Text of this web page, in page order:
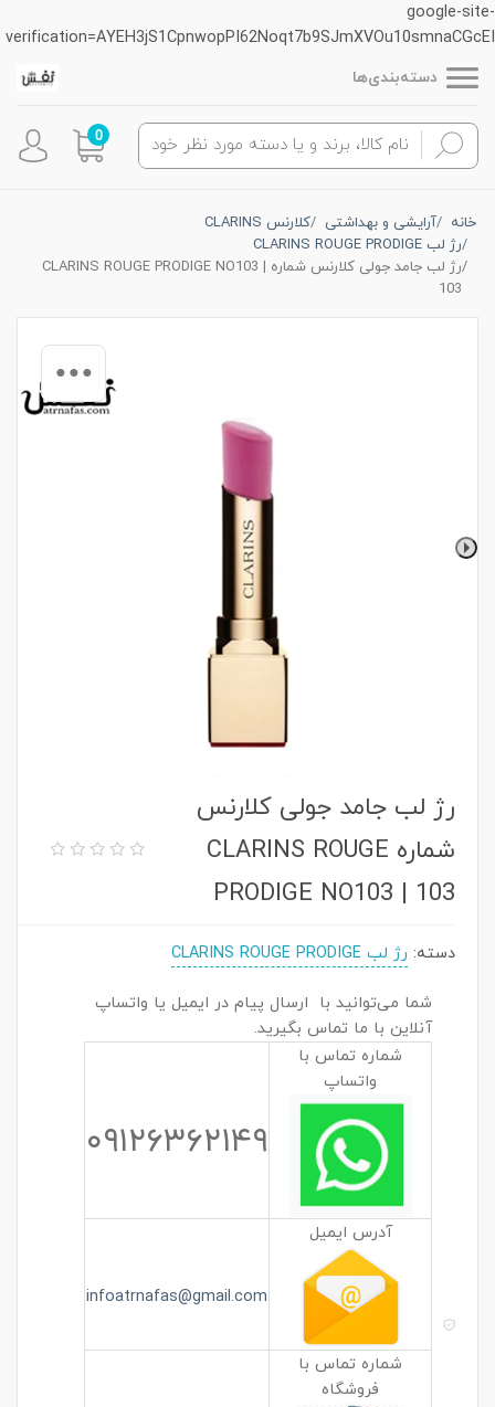
google-site-
verification=AYEH3jS1CpnwopPI62Noqt7b9SJmXVOu10smnaCGcEI
دسته‌بندی‌ها
0
خانه آرایشی و بهداشتی
کلارنس CLARINS
رژ لب CLARINS ROUGE PRODIGE
رژ لب جامد جولی کلارنس شماره CLARINS ROUGE PRODIGE NO103 |
103
رژ لب جامد جولی کلارنس
شماره CLARINS ROUGE
PRODIGE NO103 | 103
دسته: رژ لب CLARINS ROUGE PRODIGE
شما می‌توانید با ارسال پیام در ایمیل یا واتساپ
آنلاین با ما تماس بگیرید.
شماره تماس با
واتساپ
۰۹۱۲۶۳۶۲۱۴۹
آدرس ایمیل
infoatrnafas@gmail.com
شماره تماس با
فروشگاه